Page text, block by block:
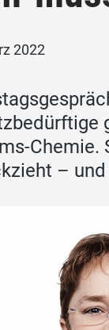
2022
Chemie.
–